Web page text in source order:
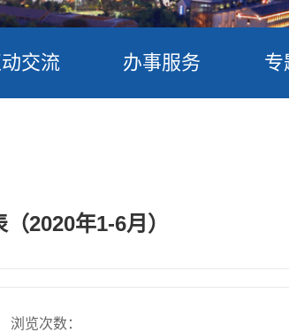
交流 办事服务 专
2020年1-6月）
浏览次数：